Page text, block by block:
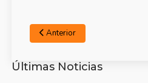
Anterior
Últimas Noticias